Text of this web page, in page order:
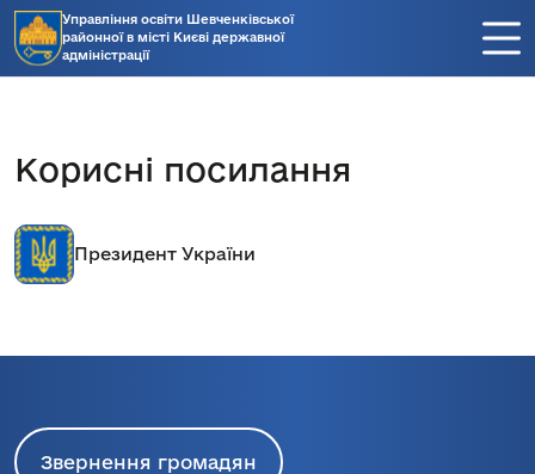
Управління освіти Шевченківської
районної в місті Києві державної
адміністрації
Корисні посилання
Президент України
Звернення громадян